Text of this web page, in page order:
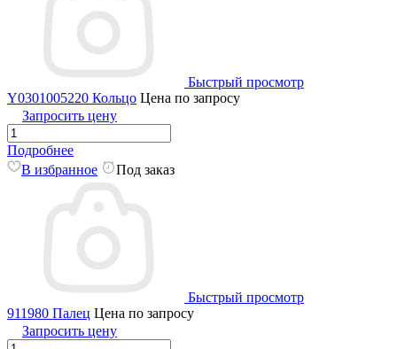
Быстрый просмотр
Y0301005220 Кольцо Цена по запросу
Запросить цену
Подробнее
В избранное
Под заказ
Быстрый просмотр
911980 Палец Цена по запросу
Запросить цену